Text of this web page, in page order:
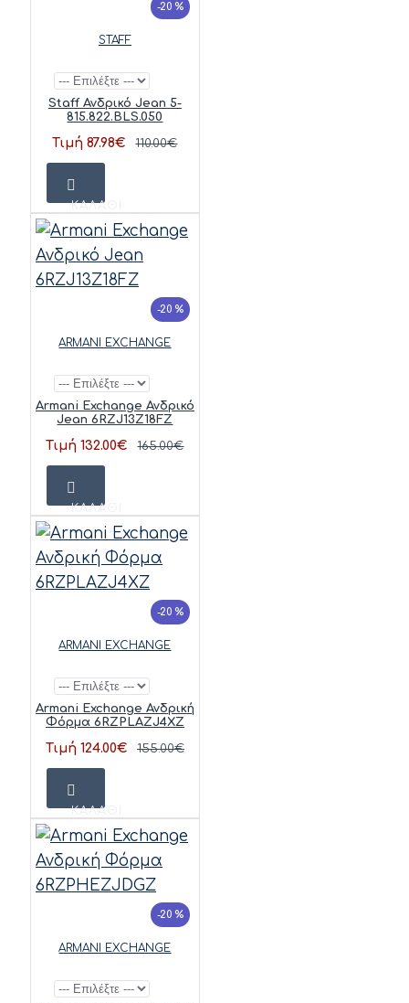
-20 %
STAFF
Staff Ανδρικό Jean 5-
815.822.BLS.050
Τιμή 87.98€ 110.00€
ΚΑΛΆΘΙ
-20 %
ARMANI EXCHANGE
Armani Exchange Ανδρικό
Jean 6RZJ13Z18FZ
Τιμή 132.00€ 165.00€
ΚΑΛΆΘΙ
-20 %
ARMANI EXCHANGE
Armani Exchange Ανδρική
Φόρμα 6RZPLAZJ4XZ
Τιμή 124.00€ 155.00€
ΚΑΛΆΘΙ
-20 %
ARMANI EXCHANGE